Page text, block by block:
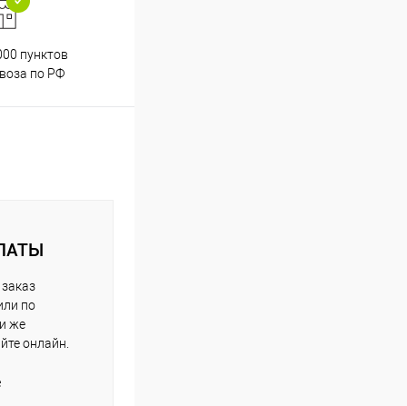
пунктов
по РФ
по
же
онлайн.